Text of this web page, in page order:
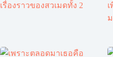
เรื่องราวของสวเมดทั้ง 2